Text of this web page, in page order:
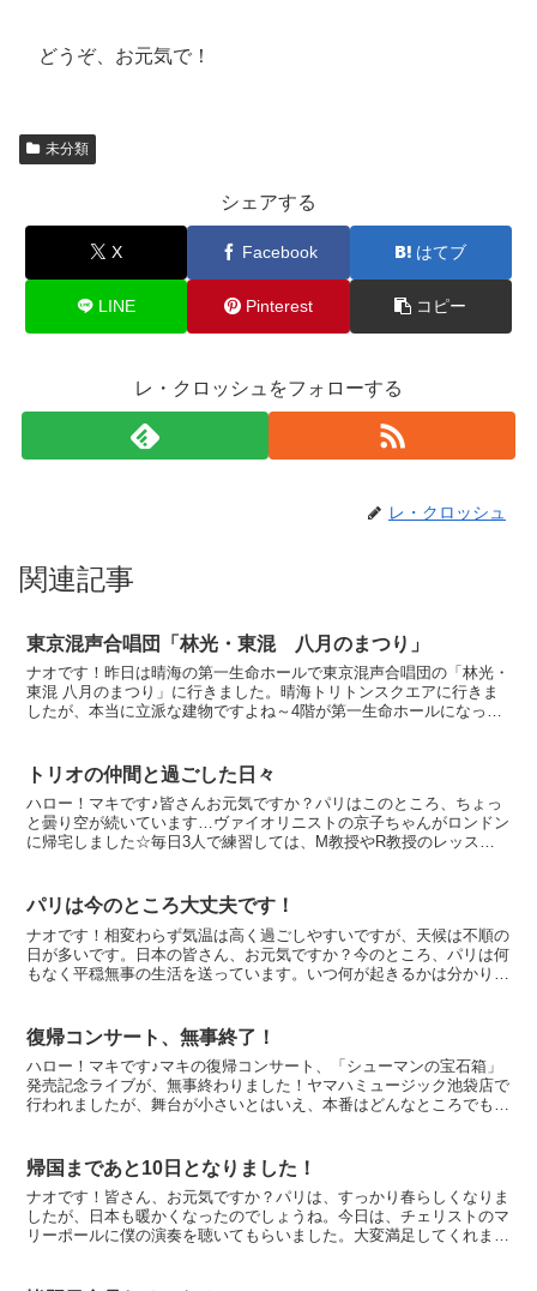
どうぞ、お元気で！
未分類
シェアする
X Facebook はてブ
LINE Pinterest コピー
レ・クロッシュをフォローする
レ・クロッシュ
関連記事
東京混声合唱団「林光・東混 八月のまつり」
ナオです！昨日は晴海の第一生命ホールで東京混声合唱団の「林光・
東混 八月のまつり」に行きました。晴海トリトンスクエアに行きま
したが、本当に立派な建物ですよね～4階が第一生命ホールになって
トリオの仲間と過ごした日々
ハロー！マキです♪皆さんお元気ですか？パリはこのところ、ちょっ
と曇り空が続いています…ヴァイオリニストの京子ちゃんがロンドン
に帰宅しました☆毎日3人で練習しては、M教授やR教授のレッスン
パリは今のところ大丈夫です！
ナオです！相変わらず気温は高く過ごしやすいですが、天候は不順の
日が多いです。日本の皆さん、お元気ですか？今のところ、パリは何
もなく平穏無事の生活を送っています。いつ何が起きるかは分かりま
復帰コンサート、無事終了！
ハロー！マキです♪マキの復帰コンサート、「シューマンの宝石箱」
発売記念ライブが、無事終わりました！ヤマハミュージック池袋店で
行われましたが、舞台が小さいとはいえ、本番はどんなところでも同
帰国まであと10日となりました！
ナオです！皆さん、お元気ですか？パリは、すっかり春らしくなりま
したが、日本も暖かくなったのでしょうね。今日は、チェリストのマ
リーポールに僕の演奏を聴いてもらいました。大変満足してくれまし